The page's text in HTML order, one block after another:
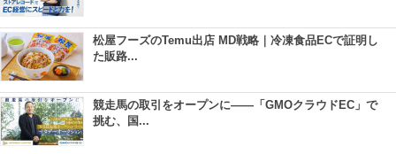
松屋フーズのTemu出店 MD戦略｜冷凍食品ECで証明し
た販路...
競走馬の取引をオープンに――「GMOクラウドEC」で
挑む、国...